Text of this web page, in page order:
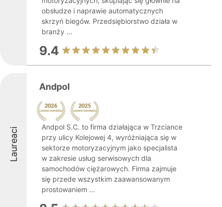
obsłudze i naprawie automatycznych
skrzyń biegów. Przedsiębiorstwo działa w
branży ...
9.4
Laureaci
Andpol
Andpol S.C. to firma działająca w Trzciance
przy ulicy Kolejowej 4, wyróżniająca się w
sektorze motoryzacyjnym jako specjalista
w zakresie usług serwisowych dla
samochodów ciężarowych. Firma zajmuje
się przede wszystkim zaawansowanym
prostowaniem ...